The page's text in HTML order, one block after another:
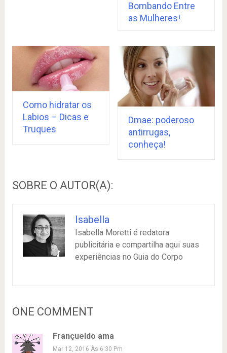
Bombando Entre
as Mulheres!
Como hidratar os
Labios – Dicas e
Truques
Dmae: poderoso
antirrugas,
conheça!
SOBRE O AUTOR(A):
Isabella
Isabella Moretti é redatora
publicitária e compartilha aqui suas
experiências no Guia do Corpo
ONE COMMENT
Françueldo ama
Mar 12, 2016 Às 6:30 Pm